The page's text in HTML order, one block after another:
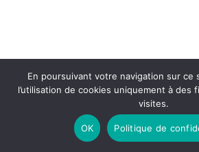
En poursuivant votre navigation sur ce
l’utilisation de cookies uniquement à des
visites.
OK Politique de